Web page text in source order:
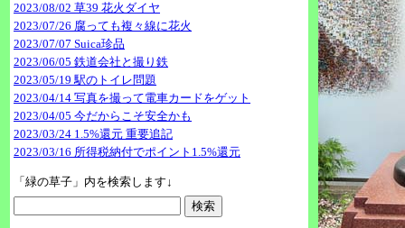
2023/08/02 草39 花火ダイヤ
2023/07/26 腐っても複々線に花火
2023/07/07 Suica珍品
2023/06/05 鉄道会社と撮り鉄
2023/05/19 駅のトイレ問題
2023/04/14 写真を撮って電車カードをゲット
2023/04/05 今だからこそ安全かも
2023/03/24 1.5%還元 重要追記
2023/03/16 所得税納付でポイント1.5%還元
「緑の草子」内を検索します↓